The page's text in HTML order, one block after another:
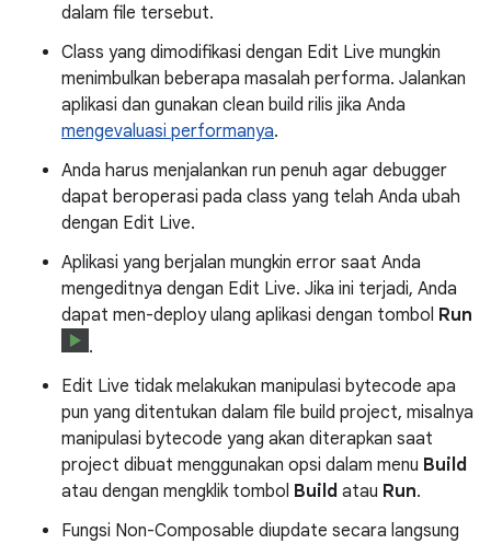
dalam file tersebut.
Class yang dimodifikasi dengan Edit Live mungkin
menimbulkan beberapa masalah performa. Jalankan
aplikasi dan gunakan clean build rilis jika Anda
mengevaluasi performanya.
Anda harus menjalankan run penuh agar debugger
dapat beroperasi pada class yang telah Anda ubah
dengan Edit Live.
Aplikasi yang berjalan mungkin error saat Anda
mengeditnya dengan Edit Live. Jika ini terjadi, Anda
dapat men-deploy ulang aplikasi dengan tombol Run
.
Edit Live tidak melakukan manipulasi bytecode apa
pun yang ditentukan dalam file build project, misalnya
manipulasi bytecode yang akan diterapkan saat
project dibuat menggunakan opsi dalam menu Build
atau dengan mengklik tombol Build atau Run.
Fungsi Non-Composable diupdate secara langsung